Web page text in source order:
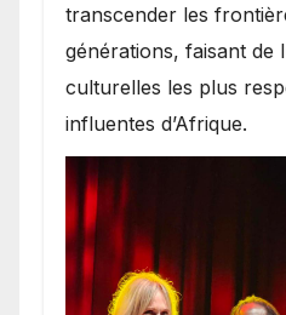
transcender les
générations, faisant de
culturelles les plus
influentes d’Afrique.